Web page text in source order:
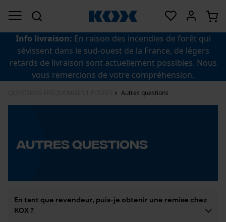
Info livraison: En raison des incendies de forêt qui
sévissent dans le sud-ouest de la France, de légers
retards de livraison sont actuellement possibles. Nous
vous remercions de votre compréhension.
Autres questions
Autres questions
En tant que revendeur, puis-je obtenir une remise chez
KOX ?